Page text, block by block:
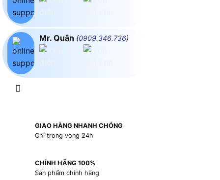
Mr. Quân (0909.346.736)
GIAO HÀNG NHANH CHÓNG
Chỉ trong vòng 24h
CHÍNH HÃNG 100%
Sản phẩm chính hãng